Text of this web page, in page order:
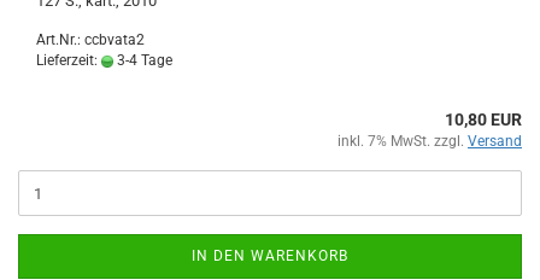
Art.Nr.: ccbvata2
Lieferzeit:
3-4 Tage
10,80 EUR
inkl. 7% MwSt. zzgl. Versand
IN DEN WARENKORB